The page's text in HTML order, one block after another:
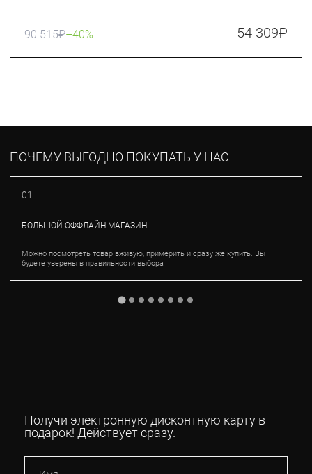
90 515₽–40% 54 309₽
ПОЧЕМУ ВЫГОДНО ПОКУПАТЬ У НАС
01
БОЛЬШОЙ ОФФЛАЙН МАГАЗИН
Можно посмотреть товар вживую, примерить и сразу же купить. Вы
будете уверены в правильности выбора
Получи электронную дисконтную карту в
подарок! Действует сразу.